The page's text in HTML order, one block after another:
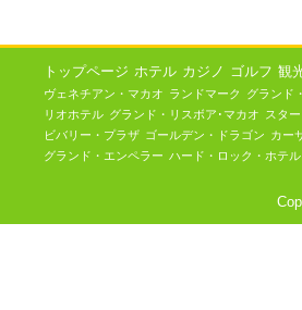
トップページ ホテル カジノ ゴルフ 観
ヴェネチアン・マカオ ランドマーク グランド
リオホテル グランド・リスボア･マカオ スタ
ビバリー・プラザ ゴールデン・ドラゴン カー
グランド・エンペラー ハード・ロック・ホテル